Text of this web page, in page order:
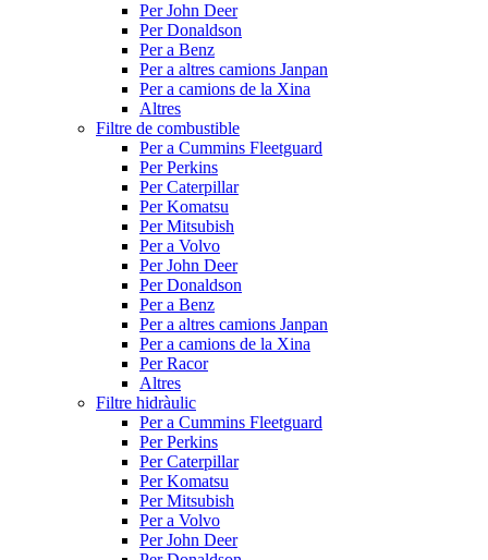
Per John Deer
Per Donaldson
Per a Benz
Per a altres camions Janpan
Per a camions de la Xina
Altres
Filtre de combustible
Per a Cummins Fleetguard
Per Perkins
Per Caterpillar
Per Komatsu
Per Mitsubish
Per a Volvo
Per John Deer
Per Donaldson
Per a Benz
Per a altres camions Janpan
Per a camions de la Xina
Per Racor
Altres
Filtre hidràulic
Per a Cummins Fleetguard
Per Perkins
Per Caterpillar
Per Komatsu
Per Mitsubish
Per a Volvo
Per John Deer